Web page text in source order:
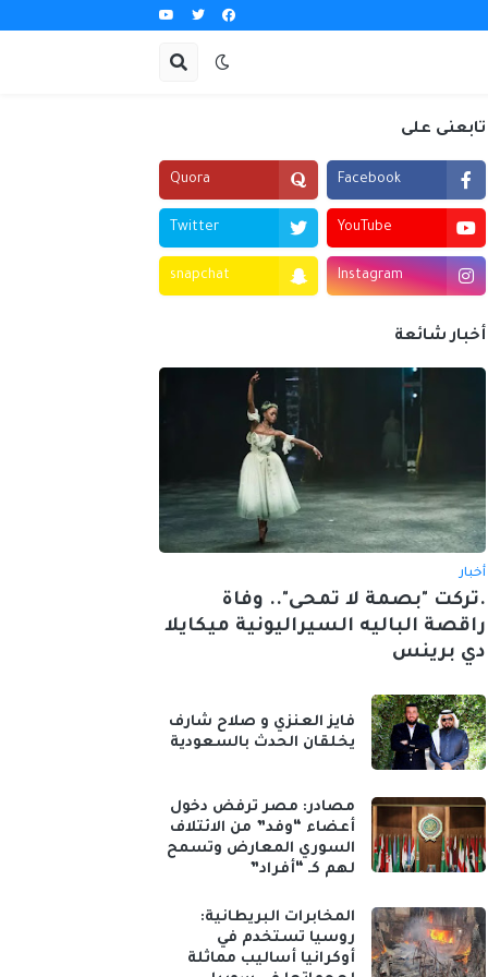
تابعنى على
Facebook
Quora
YouTube
Twitter
Instagram
snapchat
أخبار شائعة
أخبار
.تركت "بصمة لا تمحى".. وفاة
راقصة الباليه السيراليونية ميكايلا
دي برينس
فايز العنزي و صلاح شارف
يخلقان الحدث بالسعودية
مصادر: مصر ترفض دخول
أعضاء “وفد” من الائتلاف
السوري المعارض وتسمح
لهم كـ “أفراد”
المخابرات البريطانية:
روسيا تستخدم في
أوكرانيا أساليب مماثلة